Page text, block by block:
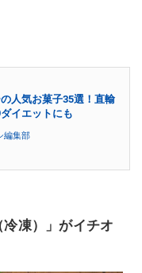
人気お菓子35選！直輸
イエットにも
編集部
凍）」がイチオ